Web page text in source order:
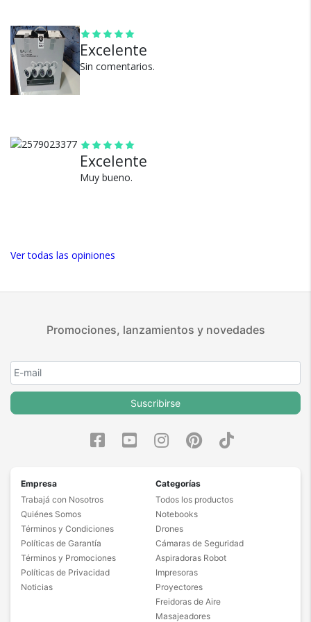
Excelente
Sin comentarios.
Excelente
Muy bueno.
Ver todas las opiniones
Seguro de cobertura en tus
envíos.
Garantía oficial y directa con
Promociones, lanzamientos y novedades
Suscribirse
Empresa
Trabajá con Nosotros
Quiénes Somos
Términos y Condiciones
Políticas de Garantía
Términos y Promociones
Políticas de Privacidad
Noticias
Categorías
Todos los productos
Notebooks
Drones
Cámaras de Seguridad
Aspiradoras Robot
Impresoras
Proyectores
Freidoras de Aire
Masajeadores